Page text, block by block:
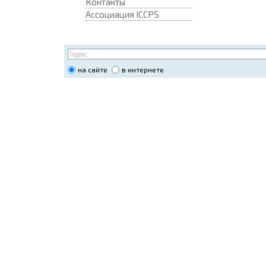
Ассоциация ICCPS
на сайте в интернете